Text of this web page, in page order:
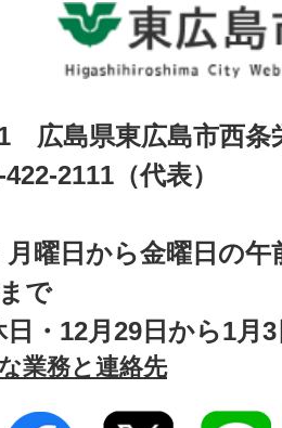
広島県東広島市西
2111（代表）
月曜日から金曜日の午
で
日・12月29日から1月
業務と連絡先